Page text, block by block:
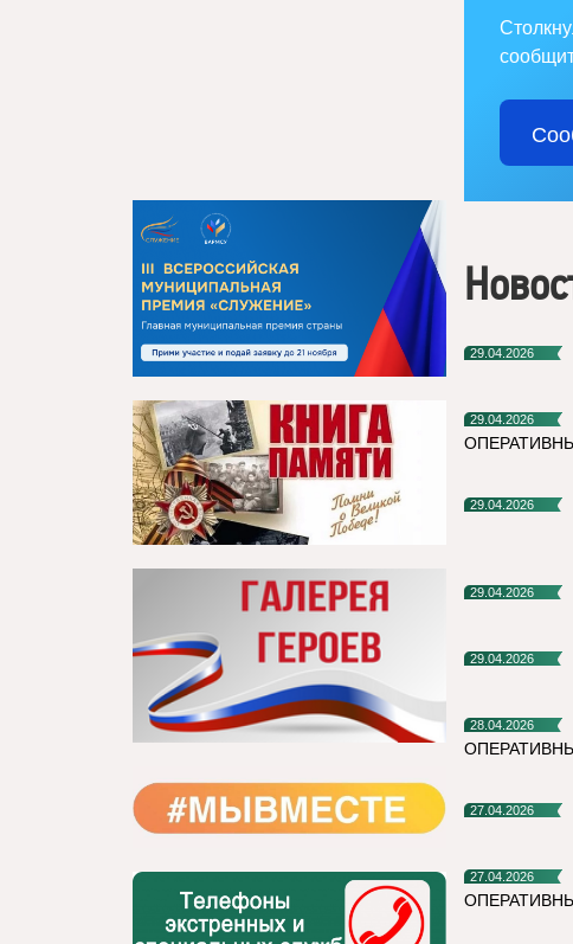
29.04.2026
29.04.2026
29.04.2026
29.04.2026
29.04.2026
28.04.2026
27.04.2026
27.04.2026